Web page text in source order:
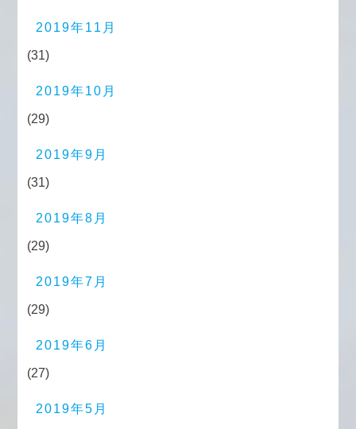
2019年11月
(31)
2019年10月
(29)
2019年9月
(31)
2019年8月
(29)
2019年7月
(29)
2019年6月
(27)
2019年5月